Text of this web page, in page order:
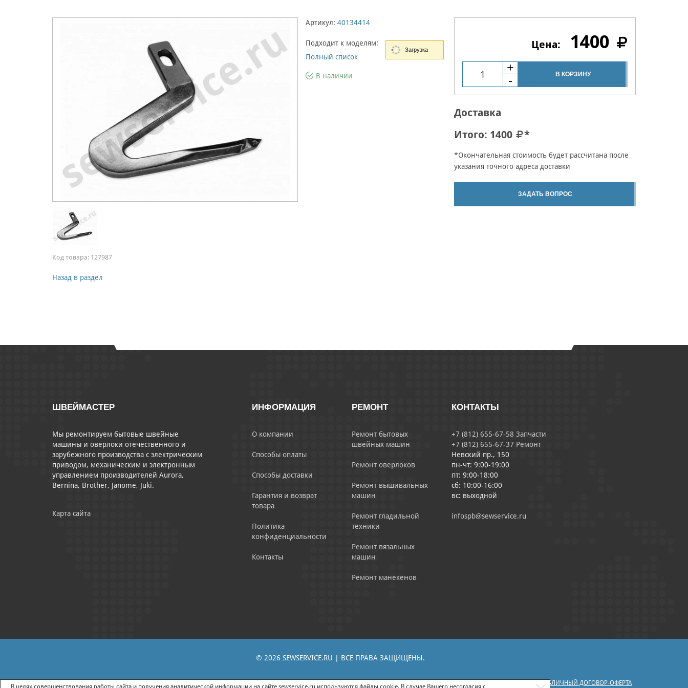
Код товара: 127987
Назад в раздел
Артикул: 40134414
Подходит к моделям:
Полный список
В наличии
1400
В КОРЗИНУ
Доставка
Итого: 1400 *
*Окончательная стоимость будет рассчитана после
указания точного адреса доставки
ЗАДАТЬ ВОПРОС
ШВЕЙМАСТЕР
Мы ремонтируем бытовые швейные
машины и оверлоки отечественного и
зарубежного производства с электрическим
приводом, механическим и электронным
управлением производителей Aurora,
Bernina, Brother, Janome, Juki.
Карта сайта
ИНФОРМАЦИЯ
О компании
Способы оплаты
Способы доставки
Гарантия и возврат
товара
Политика
конфиденциальности
Контакты
РЕМОНТ
Ремонт бытовых
швейных машин
Ремонт оверлоков
Ремонт вышивальных
машин
Ремонт гладильной
техники
Ремонт вязальных
машин
Ремонт манекенов
КОНТАКТЫ
+7 (812) 655-67-58 Запчасти
+7 (812) 655-67-37 Ремонт
Невский пр., 150
пн-чт: 9:00-19:00
пт: 9:00-18:00
сб: 10:00-16:00
вс: выходной
infospb@sewservice.ru
© 2026 SEWSERVICE.RU | ВСЕ ПРАВА ЗАЩИЩЕНЫ.
ПОЛИТИКА КОНФИДЕНЦИАЛЬНОСТИ | СОГЛАСИЕ НА ПОЛУЧЕНИЕ РЕКЛАМНО-ИНФОРМАЦИОННЫХ МАТЕРИАЛОВ | СОГЛАСИЕ НА ОБРАБОТКУ ПЕРСОНАЛЬНЫХ ДАННЫХ | ПУБЛИЧНЫЙ ДОГОВОР-ОФЕРТА
В целях совершенствования работы сайта и получения аналитической информации на сайте sewservice.ru используются файлы cookie. В случае Вашего несогласия с
Загрузка